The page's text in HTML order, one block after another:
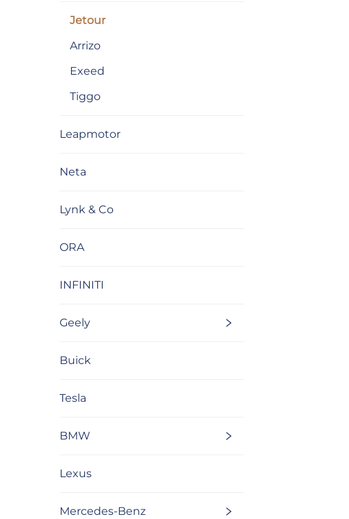
Jetour
Arrizo
Exeed
Tiggo
Leapmotor
Neta
Lynk & Co
ORA
INFINITI
Geely
Buick
Tesla
BMW
Lexus
Mercedes-Benz